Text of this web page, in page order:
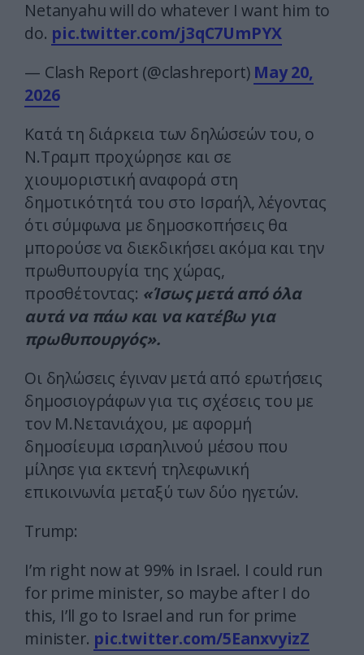
Netanyahu will do whatever I want him to
do. pic.twitter.com/j3qC7UmPYX
— Clash Report (@clashreport) May 20,
2026
Κατά τη διάρκεια των δηλώσεών του, ο
Ν.Τραμπ προχώρησε και σε
χιουμοριστική αναφορά στη
δημοτικότητά του στο Ισραήλ, λέγοντας
ότι σύμφωνα με δημοσκοπήσεις θα
μπορούσε να διεκδικήσει ακόμα και την
πρωθυπουργία της χώρας,
προσθέτοντας: «Ίσως μετά από όλα
αυτά να πάω και να κατέβω για
πρωθυπουργός».
Οι δηλώσεις έγιναν μετά από ερωτήσεις
δημοσιογράφων για τις σχέσεις του με
τον Μ.Νετανιάχου, με αφορμή
δημοσίευμα ισραηλινού μέσου που
μίλησε για εκτενή τηλεφωνική
επικοινωνία μεταξύ των δύο ηγετών.
Trump:
I’m right now at 99% in Israel. I could run
for prime minister, so maybe after I do
this, I’ll go to Israel and run for prime
minister. pic.twitter.com/5EanxvyizZ